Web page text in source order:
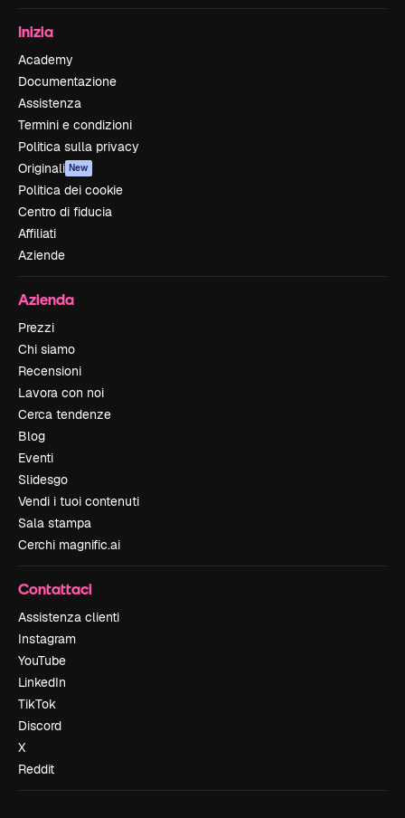
Inizia
Academy
Documentazione
Assistenza
Termini e condizioni
Politica sulla privacy
Originali New
Politica dei cookie
Centro di fiducia
Affiliati
Aziende
Azienda
Prezzi
Chi siamo
Recensioni
Lavora con noi
Cerca tendenze
Blog
Eventi
Slidesgo
Vendi i tuoi contenuti
Sala stampa
Cerchi magnific.ai
Contattaci
Assistenza clienti
Instagram
YouTube
LinkedIn
TikTok
Discord
X
Reddit